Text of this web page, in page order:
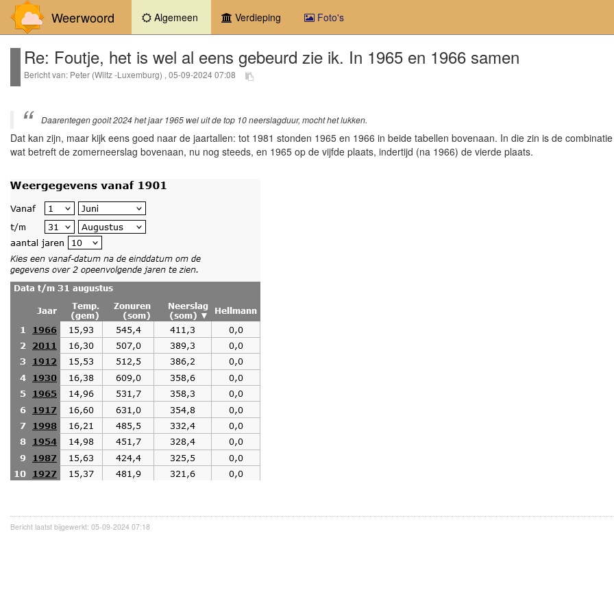
Weerwoord Algemeen (current)Verdieping Foto's
Re: Foutje, het is wel al eens gebeurd zie ik. In 1965 en 1966 samen
Bericht van: Peter (Wiltz -Luxemburg) , 05-09-2024 07:08
Daarentegen gooit 2024 het jaar 1965 wel uit de top 10 neerslagduur, mocht het lukken.
Dat kan zijn, maar kijk eens goed naar de jaartallen: tot 1981 stonden 1965 en 1966 in beide tabellen bovenaan. In die zin is de
wat betreft de zomerneerslag bovenaan, nu nog steeds, en 1965 op de vijfde plaats, indertijd (na 1966) de vierde plaats.
Bericht laatst bijgewerkt: 05-09-2024 07:18